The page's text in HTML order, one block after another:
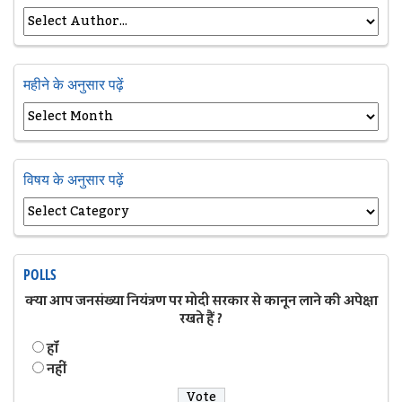
महीने के अनुसार पढ़ें
विषय के अनुसार पढ़ें
POLLS
क्या आप जनसंख्या नियंत्रण पर मोदी सरकार से कानून लाने की अपेक्षा
रखते हैं ?
हॉं
नहीं